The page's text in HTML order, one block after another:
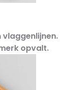
vlaggenlijnen
opvalt.